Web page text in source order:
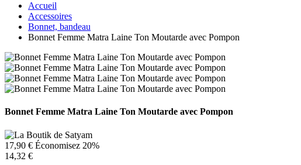
Accueil
Accessoires
Bonnet, bandeau
Bonnet Femme Matra Laine Ton Moutarde avec Pompon
Bonnet Femme Matra Laine Ton Moutarde avec Pompon
17,90 € Économisez 20%
14,32 €